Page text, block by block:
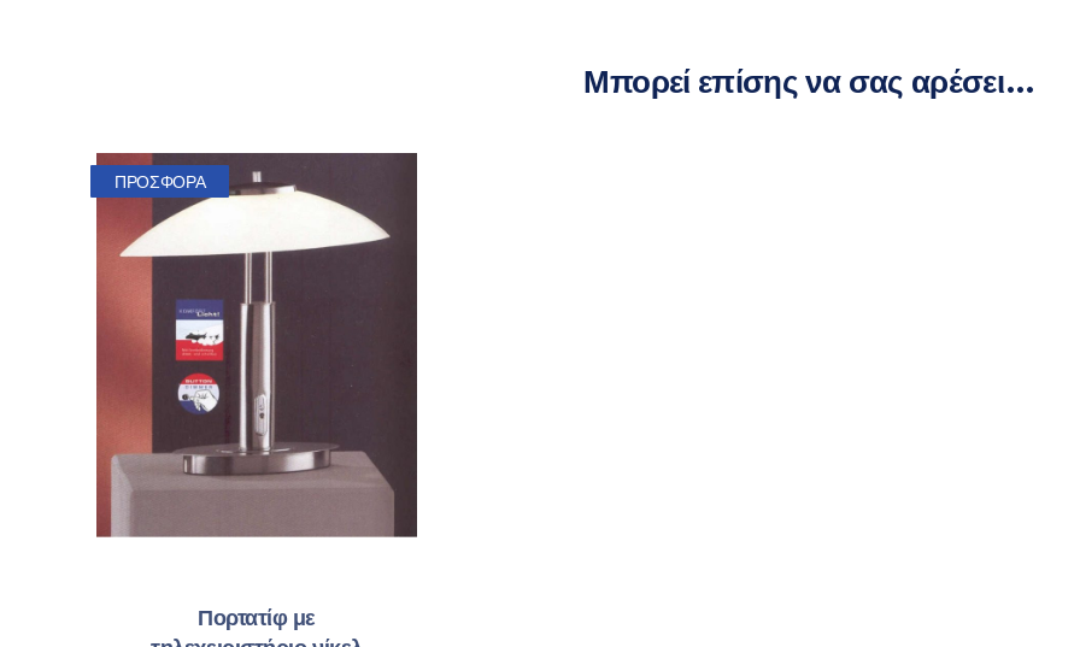
Μπορεί επίσης να σας αρέσει…
ΠΡΟΣΦΟΡΆ
Πορτατίφ με
ΠΡΟΗΓΟΎΜΕΝΟ